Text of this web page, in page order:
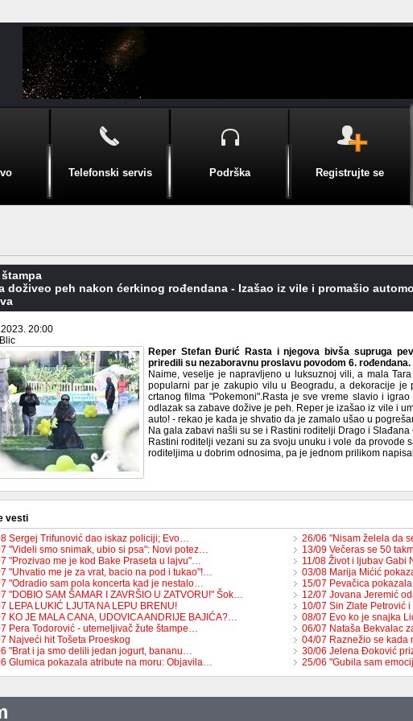
Telefonski servis Podrška Registrujte se
doživeo peh nakon ćerkinog rođendana - Izašao iz vile i promašio
20:00
Reper Stefan Đurić Rasta i njegova bivša supruga
priredili su nezaboravnu proslavu povodom 6. rođendana.
Naime, veselje je napravljeno u luksuznoj vili, a mala
popularni par je zakupio vilu u Beogradu, a dekoracije je
crtanog filma "Pokemoni".Rasta je sve vreme slavio i
odlazak sa zabave dožive je peh. Reper je izašao iz vile i
auto! - rekao je kada je shvatio da je zamalo ušao u
Na gala zabavi našli su se i Rastini roditelji Drago i
Rastini roditelji vezani su za svoju unuku i vole da provode
roditeljima u dobrim odnosima, pa je jednom prilikom
vesti
Sergej Trifunović dao iskaz policiji; Evo…
"Videli smo snimak, ubio si psa": Novi potez…
"Prozivao me je kod Bake Praseta u lajvu"…
"Uhvatio me je za vrat, bacio na pod i tukao"!…
"Odradio sam pola koncerta kad je nestalo…
"DOBIO SAM ŠAMAR I ZAVRŠIO U ZATVORU!" Šok…
LEPA LUKIĆ LJUTA NA LEPU BRENU!
KO JE MALA CANA, UDOVICA ANDRIJE BAJIĆA?…
Pera Todorović - utemeljivač žute štampe…
Najveći hit Tošeta Proeskog
"Brat i ja smo delili jedan jogurt, bananu…
Glumica pokazala atribute na moru: Objavila…
26/06 "Nisam želela da
13/09 Večeras se 50
11/08 Život i ljubav
03/08 Marija Mićić
15/07 Pevačica
12/07 Jovana Jeremić
10/07 Sin Zlate Petrović
08/07 Evo ko je snajka
06/07 Nataša Bekvalac
04/07 Raznežio se
30/06 Jelena Đoković
25/06 "Gubila sam